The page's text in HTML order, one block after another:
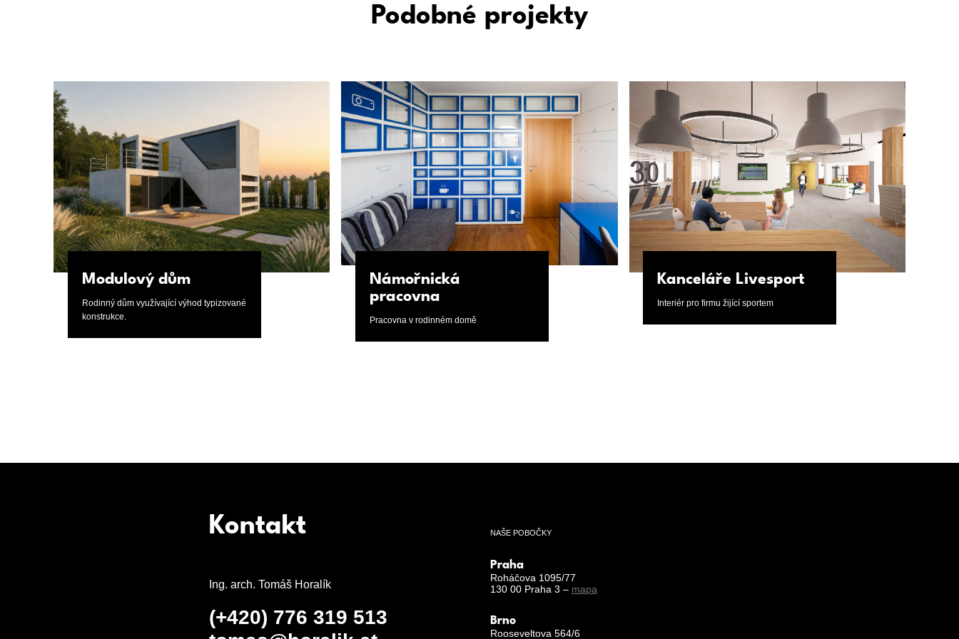
Podobné projekty
Modulový dům
Rodinný dům využívající výhod typizované
konstrukce.
Námořnická
pracovna
Pracovna v rodinném domě
Kanceláře Livesport
Interiér pro firmu žijící sportem
Kontakt
Ing. arch. Tomáš Horalík
(+420) 776 319 513
NAŠE POBOČKY
Praha
Roháčova 1095/77
130 00 Praha 3 – mapa
Brno
Rooseveltova 564/6